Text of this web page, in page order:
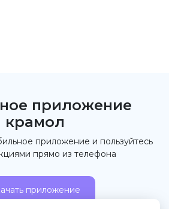
приложение
крамол
приложение и пользуйтесь
прямо из телефона
приложение